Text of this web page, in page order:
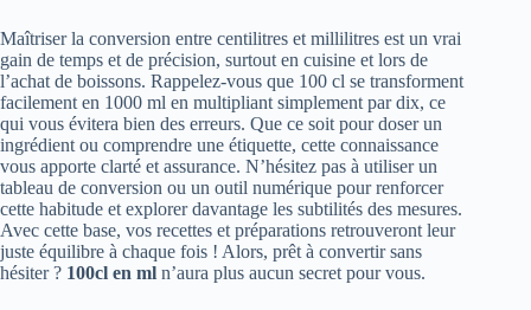
Maîtriser la conversion entre centilitres et millilitres est un vrai
gain de temps et de précision, surtout en cuisine et lors de
l’achat de boissons. Rappelez-vous que 100 cl se transforment
facilement en 1000 ml en multipliant simplement par dix, ce
qui vous évitera bien des erreurs. Que ce soit pour doser un
ingrédient ou comprendre une étiquette, cette connaissance
vous apporte clarté et assurance. N’hésitez pas à utiliser un
tableau de conversion ou un outil numérique pour renforcer
cette habitude et explorer davantage les subtilités des mesures.
Avec cette base, vos recettes et préparations retrouveront leur
juste équilibre à chaque fois ! Alors, prêt à convertir sans
hésiter ? 100cl en ml n’aura plus aucun secret pour vous.